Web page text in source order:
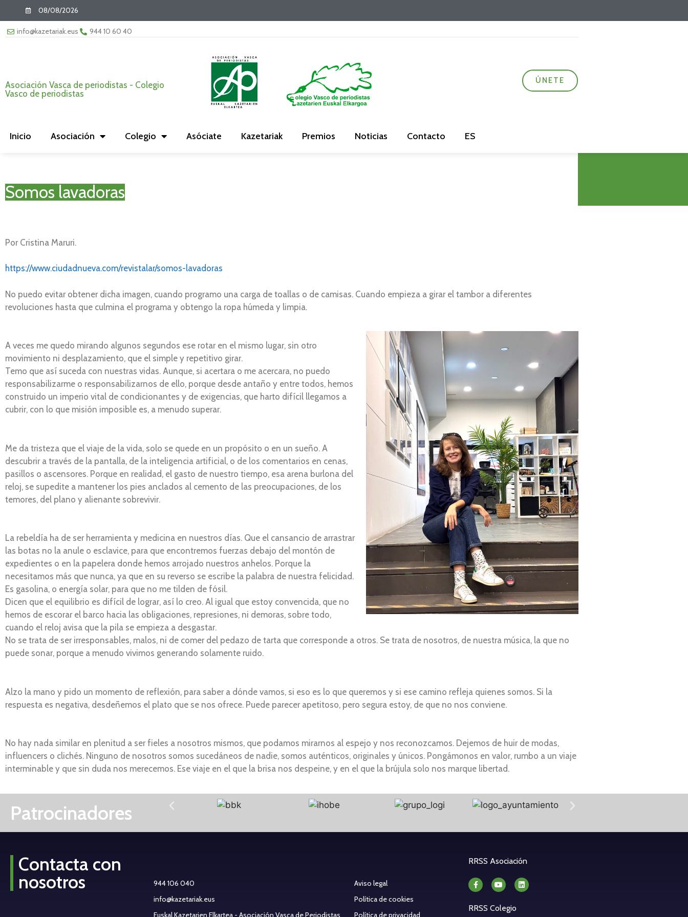
08/08/2026
info@kazetariak.eus 944 10 60 40
Asociación Vasca de periodistas - Colegio
Vasco de periodistas
ÚNETE
Inicio Asociación Colegio Asóciate Kazetariak Premios Noticias Contacto ES
Somos lavadoras
Por Cristina Maruri.
https://www.ciudadnueva.com/revistalar/somos-lavadoras
No puedo evitar obtener dicha imagen, cuando programo una carga de toallas o de camisas. Cuando empieza a girar el tambor a diferentes
revoluciones hasta que culmina el programa y obtengo la ropa húmeda y limpia.
A veces me quedo mirando algunos segundos ese rotar en el mismo lugar, sin otro
movimiento ni desplazamiento, que el simple y repetitivo girar.
Temo que así suceda con nuestras vidas. Aunque, si acertara o me acercara, no puedo
responsabilizarme o responsabilizarnos de ello, porque desde antaño y entre todos, hemos
construido un imperio vital de condicionantes y de exigencias, que harto difícil llegamos a
cubrir, con lo que misión imposible es, a menudo superar.
Me da tristeza que el viaje de la vida, solo se quede en un propósito o en un sueño. A
descubrir a través de la pantalla, de la inteligencia artificial, o de los comentarios en cenas,
pasillos o ascensores. Porque en realidad, el gasto de nuestro tiempo, esa arena burlona del
reloj, se supedite a mantener los pies anclados al cemento de las preocupaciones, de los
temores, del plano y alienante sobrevivir.
La rebeldía ha de ser herramienta y medicina en nuestros días. Que el cansancio de arrastrar
las botas no la anule o esclavice, para que encontremos fuerzas debajo del montón de
expedientes o en la papelera donde hemos arrojado nuestros anhelos. Porque la
necesitamos más que nunca, ya que en su reverso se escribe la palabra de nuestra felicidad.
Es gasolina, o energía solar, para que no me tilden de fósil.
Dicen que el equilibrio es difícil de lograr, así lo creo. Al igual que estoy convencida, que no
hemos de escorar el barco hacia las obligaciones, represiones, ni demoras, sobre todo,
cuando el reloj avisa que la pila se empieza a desgastar.
No se trata de ser irresponsables, malos, ni de comer del pedazo de tarta que corresponde a otros. Se trata de nosotros, de nuestra música, la que no
puede sonar, porque a menudo vivimos generando solamente ruido.
Alzo la mano y pido un momento de reflexión, para saber a dónde vamos, si eso es lo que queremos y si ese camino refleja quienes somos. Si la
respuesta es negativa, desdeñemos el plato que se nos ofrece. Puede parecer apetitoso, pero segura estoy, de que no nos conviene.
No hay nada similar en plenitud a ser fieles a nosotros mismos, que podamos mirarnos al espejo y nos reconozcamos. Dejemos de huir de modas,
influencers o clichés. Ninguno de nosotros somos sucedáneos de nadie, somos auténticos, originales y únicos. Pongámonos en valor, rumbo a un viaje
interminable y que sin duda nos merecemos. Ese viaje en el que la brisa nos despeine, y en el que la brújula solo nos marque libertad.
Patrocinadores
Contacta con
nosotros
944 106 040
info@kazetariak.eus
Euskal Kazetarien Elkartea - Asociación Vasca de Periodistas
Aviso legal
Política de cookies
Política de privacidad
RRSS Asociación
RRSS Colegio